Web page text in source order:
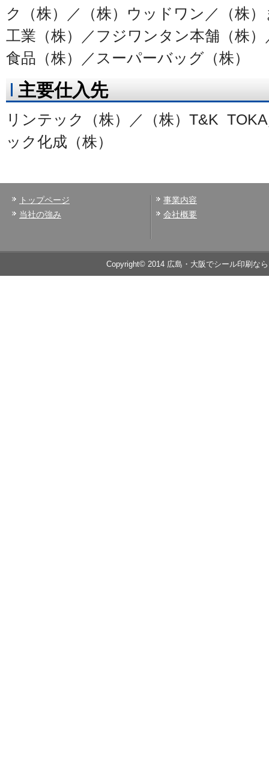
ク（株）／（株）ウッドワン／（株
工業（株）／フジワンタン本舗（株
食品（株）／スーパーバッグ（株）
主要仕入先
リンテック（株）／（株）T&K
ック化成（株）
トップページ
当社の強み
事業内容
会社概要
Copyright© 2014 広島・大阪でシール印刷な